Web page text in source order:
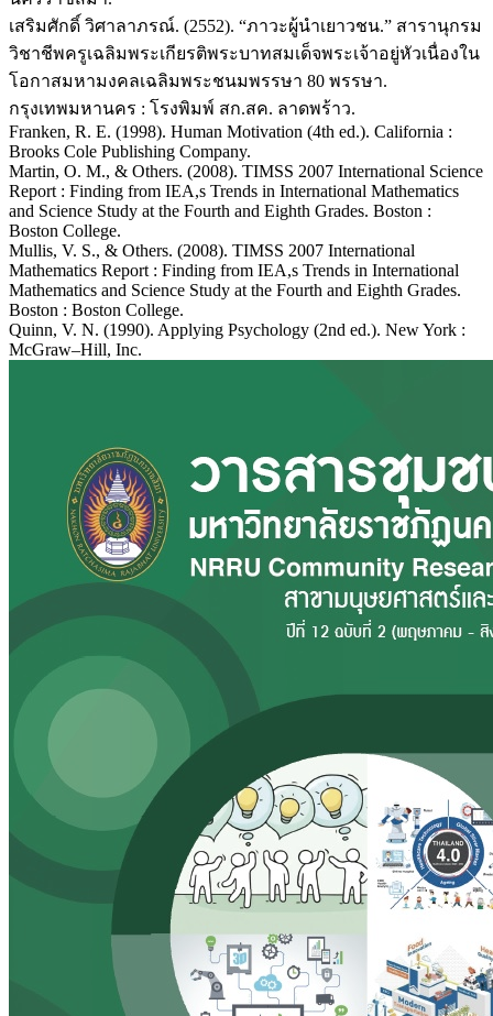
เสริมศักดิ์ วิศาลาภรณ์. (2552). “ภาวะผู้นำเยาวชน.” สารานุกรม
วิชาชีพครูเฉลิมพระเกียรติพระบาทสมเด็จพระเจ้าอยู่หัวเนื่องใน
โอกาสมหามงคลเฉลิมพระชนมพรรษา 80 พรรษา.
กรุงเทพมหานคร : โรงพิมพ์ สก.สค. ลาดพร้าว.
Franken, R. E. (1998). Human Motivation (4th ed.). California :
Brooks Cole Publishing Company.
Martin, O. M., & Others. (2008). TIMSS 2007 International Science
Report : Finding from IEA,s Trends in International Mathematics
and Science Study at the Fourth and Eighth Grades. Boston :
Boston College.
Mullis, V. S., & Others. (2008). TIMSS 2007 International
Mathematics Report : Finding from IEA,s Trends in International
Mathematics and Science Study at the Fourth and Eighth Grades.
Boston : Boston College.
Quinn, V. N. (1990). Applying Psychology (2nd ed.). New York :
McGraw–Hill, Inc.